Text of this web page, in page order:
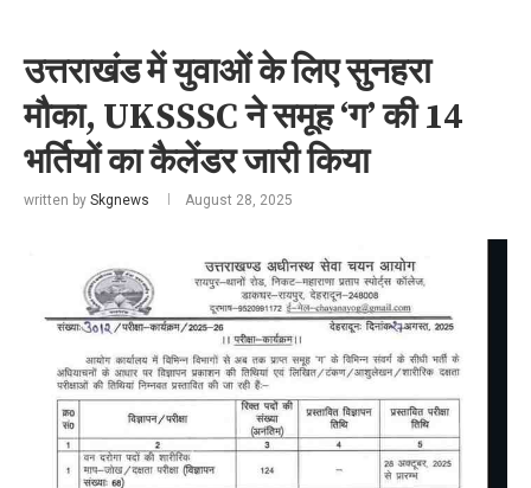
उत्तराखंड में युवाओं के लिए सुनहरा
मौका, UKSSSC ने समूह ‘ग’ की 14
भर्तियों का कैलेंडर जारी किया
written by Skgnews August 28, 2025